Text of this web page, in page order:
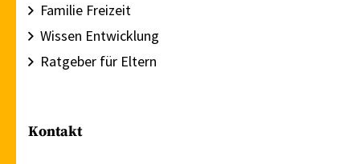
Familie Freizeit
Wissen Entwicklung
Ratgeber für Eltern
Kontakt